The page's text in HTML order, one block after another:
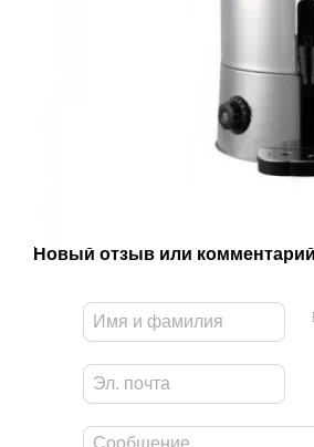
Новый отзыв или комментарий